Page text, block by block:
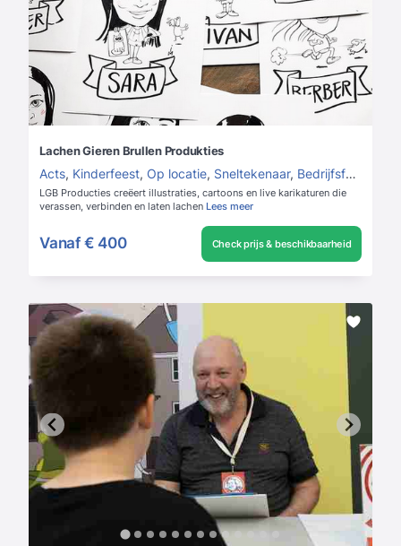
Lachen Gieren Brullen Produkties
Acts, Kinderfeest, Op locatie, Sneltekenaar, Bedrijfsfeest cases
LGB Producties creëert illustraties, cartoons en live karikaturen die
verassen, verbinden en laten lachen Lees meer
Vanaf € 400 Check prijs & beschikbaarheid